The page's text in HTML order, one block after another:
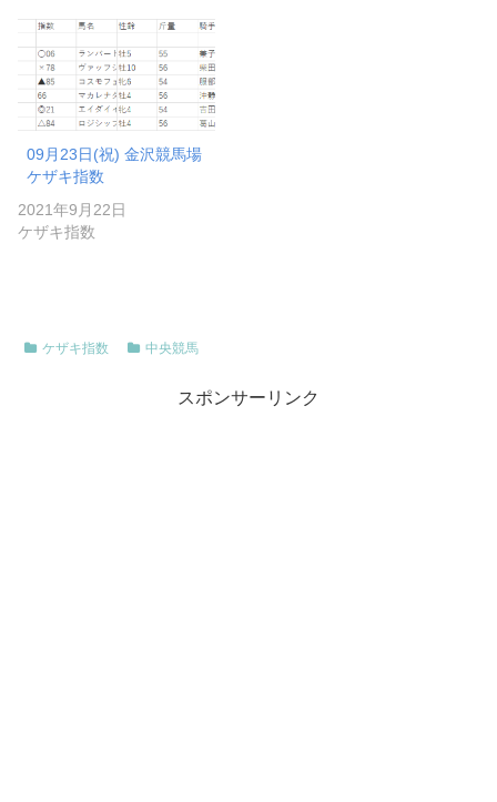
09月23日(祝) 金沢競馬場
ケザキ指数
2021年9月22日
ケザキ指数
ケザキ指数 中央競馬
スポンサーリンク